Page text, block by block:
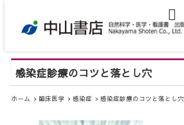
感染症診療のコツと落とし穴
ホーム 臨床医学 感染症 感染症診療のコツと落とし穴